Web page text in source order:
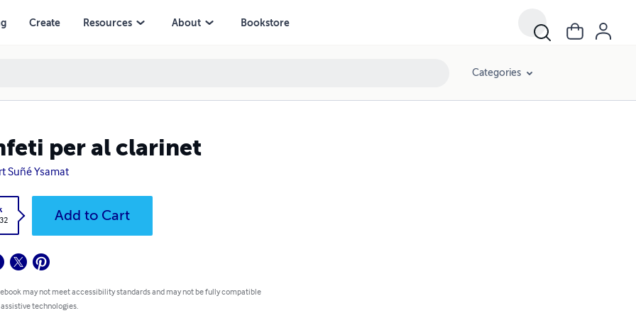
Create Resources About Bookstore
Categories
per al clarinet
Suñé Ysamat
Add to Cart
may not meet accessibility standards and may not be fully compatible
technologies.